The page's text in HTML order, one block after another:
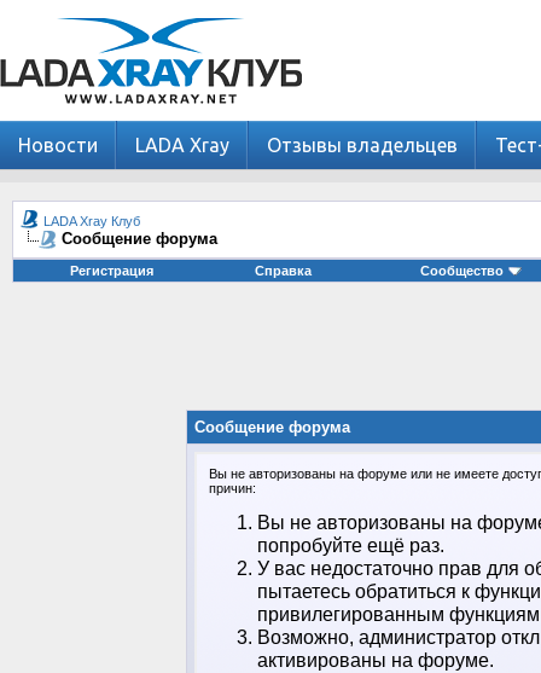
Новости LADA Xray Отзывы владельцев
LADA Xray Клуб
Сообщение форума
Регистрация Справка Сообщество
Сообщение форума
Вы не авторизованы на форуме или не имеете
причин:
Вы не авторизованы на
попробуйте ещё раз.
У вас недостаточно прав для
пытаетесь обратиться к
привилегированным
Возможно, администратор
активированы на форуме.